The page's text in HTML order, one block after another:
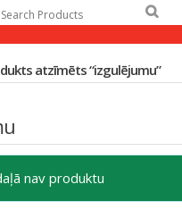
atzīmēts “izgulējumu”
nav produktu